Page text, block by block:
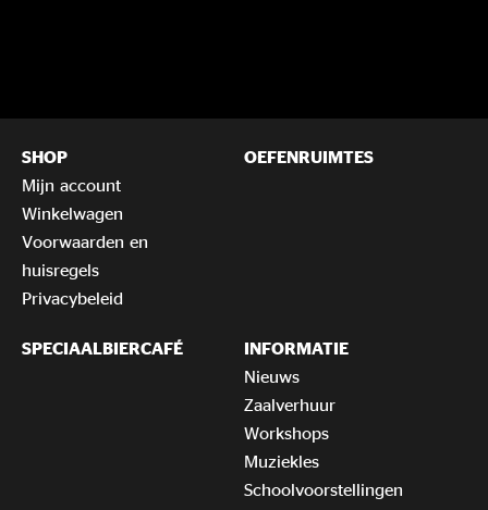
SHOP
Mijn account
Winkelwagen
Voorwaarden en
huisregels
Privacybeleid
OEFENRUIMTES
SPECIAALBIERCAFÉ
INFORMATIE
Nieuws
Zaalverhuur
Workshops
Muziekles
Schoolvoorstellingen